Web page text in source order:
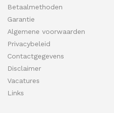
Betaalmethoden
Garantie
Algemene voorwaarden
Privacybeleid
Contactgegevens
Disclaimer
Vacatures
Links